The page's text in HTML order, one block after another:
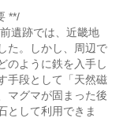
**/
遺跡では、近畿地
た。しかし、周辺で
のように鉄を入手し
手段として「天然磁
マグマが固まった後
として利用できま